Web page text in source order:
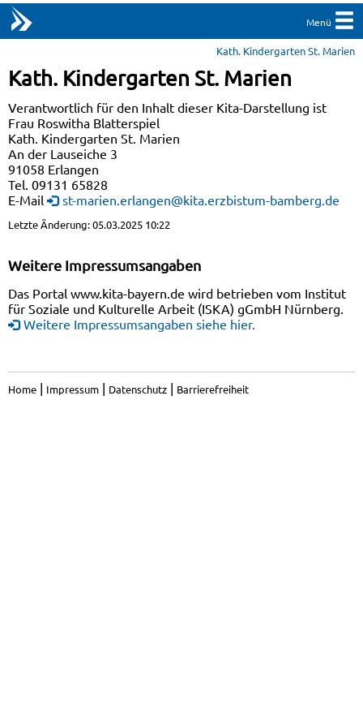
Menü
Kath. Kindergarten St. Marien
Kath. Kindergarten St. Marien
Verantwortlich für den Inhalt dieser Kita-Darstellung ist
Frau Roswitha Blatterspiel
Kath. Kindergarten St. Marien
An der Lauseiche 3
91058 Erlangen
Tel. 09131 65828
E-Mail
st-marien.erlangen@kita.erzbistum-bamberg.de
Letzte Änderung: 05.03.2025 10:22
Weitere Impressumsangaben
Das Portal www.kita-bayern.de wird betrieben vom Institut
für Soziale und Kulturelle Arbeit (ISKA) gGmbH Nürnberg.
Weitere Impressumsangaben siehe hier.
Home | Impressum | Datenschutz | Barrierefreiheit